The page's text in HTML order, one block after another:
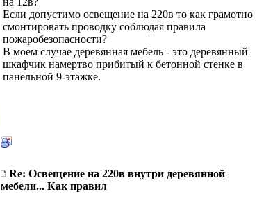
Если допустимо освещение на 220в то как грамотно
смонтировать проводку соблюдая правила
пожаробезопасности?
В моем случае деревянная мебель - это деревянный
шкафчик намертво прибитый к бетонной стенке в
панельной 9-этажке.
Re: Освещение на 220в внутри деревянной
мебели... Как правил